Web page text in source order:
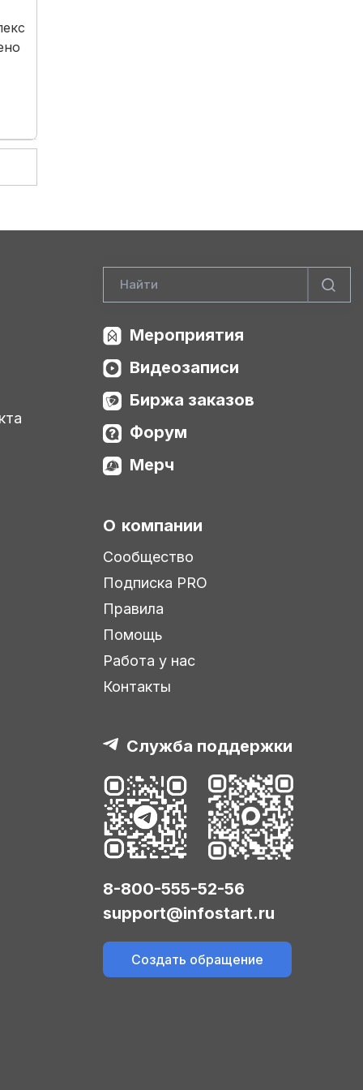
Мероприятия
Видеозаписи
Биржа заказов
Форум
Мерч
О компании
Сообщество
Подписка PRO
Правила
Помощь
Работа у нас
Контакты
Служба поддержки
8-800-555-52-56
support@infostart.ru
Создать обращение